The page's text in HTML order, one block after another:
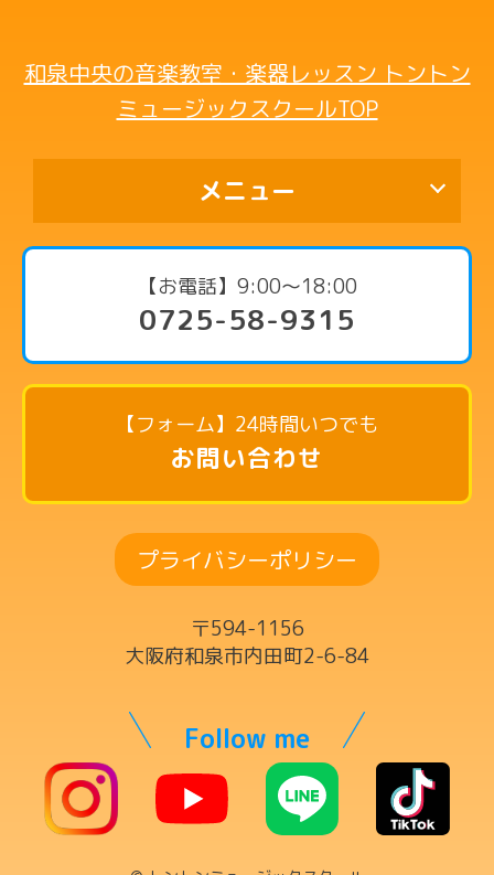
和泉中央の音楽教室・楽器レッスン トントン
ミュージックスクールTOP
メニュー
代表挨拶
コース・料金案内
ピアノコース
リトミックコース
英語リトミックコース
ドラムコース
ボーカルコース
ギター・ウクレレ・ベースコース
キーボードコース
ママの為の英語コース
チケット制レッスン
【お電話】9:00〜18:00
0725-58-9315
【フォーム】24時間いつでも
お問い合わせ
プライバシーポリシー
〒594-1156
大阪府和泉市内田町2-6-84
Follow me